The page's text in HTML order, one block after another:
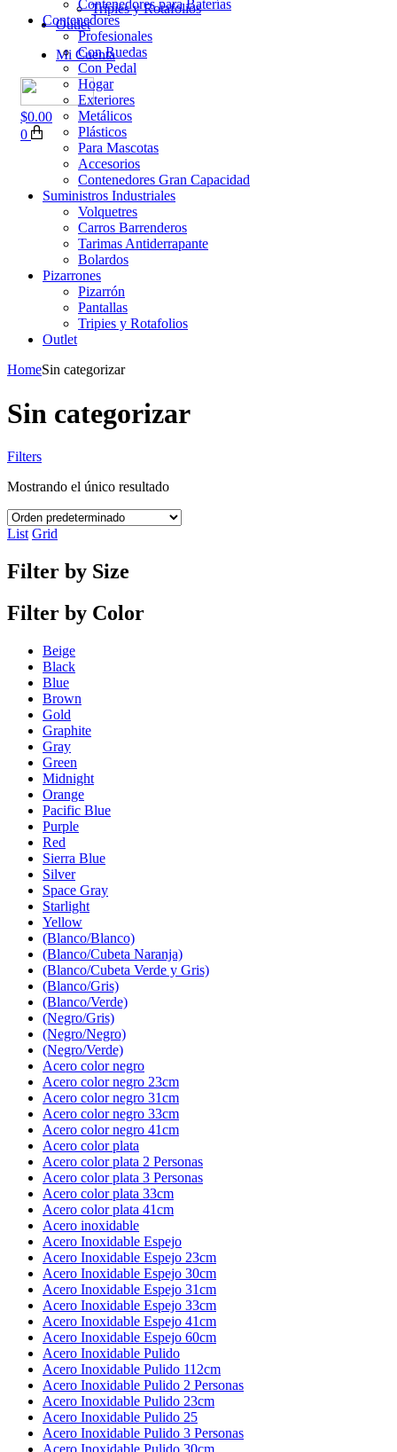
Tripies y Rotafolios
Outlet
Mi Cuenta
$0.00
0
Contenedores para Baterías
Contenedores
Profesionales
Con Ruedas
Con Pedal
Hogar
Exteriores
Metálicos
Plásticos
Para Mascotas
Accesorios
Contenedores Gran Capacidad
Suministros Industriales
Volquetres
Carros Barrenderos
Tarimas Antiderrapante
Bolardos
Pizarrones
Pizarrón
Pantallas
Tripies y Rotafolios
Outlet
HomeSin categorizar
Sin categorizar
Filters
Mostrando el único resultado
List Grid
Filter by Size
Filter by Color
Beige
Black
Blue
Brown
Gold
Graphite
Gray
Green
Midnight
Orange
Pacific Blue
Purple
Red
Sierra Blue
Silver
Space Gray
Starlight
Yellow
(Blanco/Blanco)
(Blanco/Cubeta Naranja)
(Blanco/Cubeta Verde y Gris)
(Blanco/Gris)
(Blanco/Verde)
(Negro/Gris)
(Negro/Negro)
(Negro/Verde)
Acero color negro
Acero color negro 23cm
Acero color negro 31cm
Acero color negro 33cm
Acero color negro 41cm
Acero color plata
Acero color plata 2 Personas
Acero color plata 3 Personas
Acero color plata 33cm
Acero color plata 41cm
Acero inoxidable
Acero Inoxidable Espejo
Acero Inoxidable Espejo 23cm
Acero Inoxidable Espejo 30cm
Acero Inoxidable Espejo 31cm
Acero Inoxidable Espejo 33cm
Acero Inoxidable Espejo 41cm
Acero Inoxidable Espejo 60cm
Acero Inoxidable Pulido
Acero Inoxidable Pulido 112cm
Acero Inoxidable Pulido 2 Personas
Acero Inoxidable Pulido 23cm
Acero Inoxidable Pulido 25
Acero Inoxidable Pulido 3 Personas
Acero Inoxidable Pulido 30cm